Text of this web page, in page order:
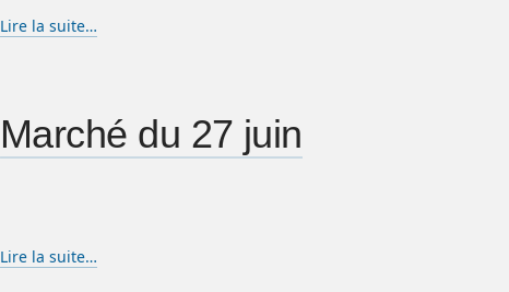
Lire la suite…
Marché du 27 juin
Lire la suite…